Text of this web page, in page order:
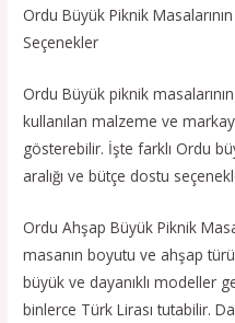
Ordu Büyük Piknik
Seçenekler
Ordu Büyük piknik
kullanılan malzeme ve
gösterebilir. İşte farklı Ordu
aralığı ve bütçe dostu
Ordu Ahşap Büyük Piknik
masanın boyutu ve ahşap
büyük ve dayanıklı modeller
binlerce Türk Lirası tutabilir.